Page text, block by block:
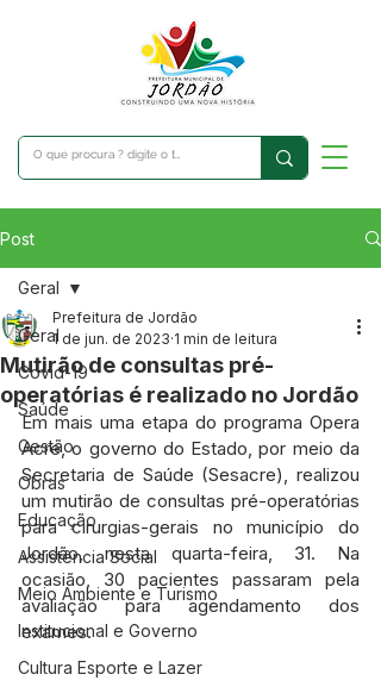
Post
Geral
Covid-19
Saúde
Gestão
Obras
Educação
Assistência Social
Meio Ambiente e Turismo
Institucional e Governo
Cultura Esporte e Lazer
Geral
Mutirão de consultas pré-
operatórias é realizado no Jordão
Prefeitura de Jordão
1 de jun. de 2023 1 min de leitura
Em mais uma etapa do programa Opera
Acre, o governo do Estado, por meio da
Secretaria de Saúde (Sesacre), realizou
um mutirão de consultas pré-operatórias
para cirurgias-gerais no município do
Jordão, nesta quarta-feira, 31. Na
ocasião, 30 pacientes passaram pela
avaliação para agendamento dos
exames.